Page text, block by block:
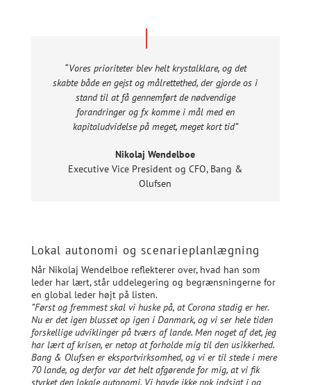
“Vores prioriteter blev helt krystalklare, og det
skabte både en gejst og målrettethed, der gjorde os i
stand til at få gennemført de nødvendige
forandringer og fx komme i mål med en
kapitaludvidelse på meget, meget kort tid”
Nikolaj Wendelboe
Executive Vice President og CFO, Bang &
Olufsen
Lokal autonomi og scenarieplanlægning
Når Nikolaj Wendelboe reflekterer over, hvad han som
leder har lært, står uddelegering og begrænsningerne for
en global leder højt på listen.
”Først og fremmest skal vi huske på, at Corona stadig er her.
Nu er det igen blusset op igen i Danmark, og vi ser hele tiden
forskellige udviklinger på tværs af lande. Men noget af det, jeg
har lært af krisen, er netop at forholde mig til den usikkerhed.
Bang & Olufsen er eksportvirksomhed, og vi er til stede i mere
70 lande, og derfor var det helt afgørende for mig, at vi fik
styrket den lokale autonomi. Vi havde ikke nok indsigt i og